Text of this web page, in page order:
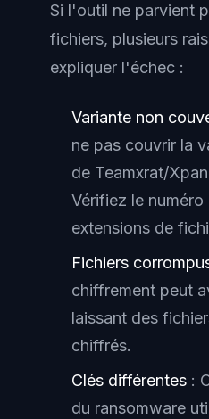
Si l'outil ne parvient
fichiers, plusieurs
expliquer l'échec :
Variante non
ne pas couvrir la
de Teamxrat/
Vérifiez le
extensions de
Fichiers
chiffrement peut
laissant des
chiffrés.
Clés différentes :
du ransomware